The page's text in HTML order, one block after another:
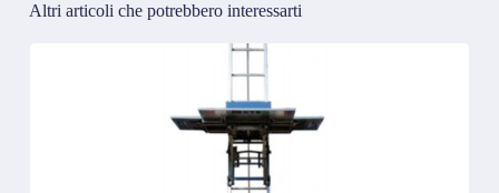
Altri articoli che potrebbero interessarti